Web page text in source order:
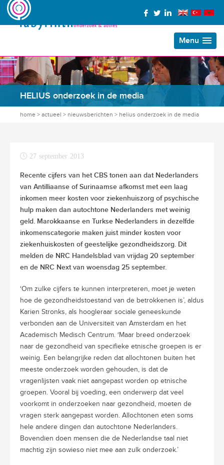
Menu
HELIUS onderzoek in de media
home > actueel > nieuwsberichten > helius onderzoek in de media
27 september 2013
Recente cijfers van het CBS tonen aan dat Nederlanders
van Antilliaanse of Surinaamse afkomst met een laag
inkomen meer kosten voor ziekenhuiszorg of psychische
hulp maken dan autochtone Nederlanders met weinig
geld. Marokkaanse en Turkse Nederlanders in dezelfde
inkomenscategorie maken juist minder kosten voor
ziekenhuiskosten of geestelijke gezondheidszorg. Dit
melden de NRC Handelsblad van vrijdag 20 september
en de NRC Next van woensdag 25 september.
‘Om zulke cijfers te kunnen interpreteren, moet je weten
hoe de gezondheidstoestand van de betrokkenen is’, aldus
Karien Stronks, als hoogleraar sociale geneeskunde
verbonden aan de Universiteit van Amsterdam en het
Academisch Medisch Centrum. ‘Maar breed onderzoek
naar de gezondheid van specifieke etnische groepen is er
weinig. Een belangrijke reden dat allochtonen buiten het
meeste onderzoek worden gehouden, is dat de
vragenlijsten vaak niet aangepast worden op etnische
groepen. Vooral bij voeding, een onderwerp dat veel
voorkomt in onderzoeken naar gezondheid, moeten de
vragen sterk aangepast worden. Allochtonen eten soms
hele andere dingen dan autochtone Nederlanders.
Bovendien doen mensen die de Nederlandse taal niet
machtig zijn sowieso niet mee aan zulk onderzoek.’